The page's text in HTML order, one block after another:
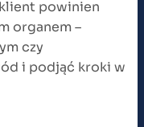
powinien
organem –
czy
i podjąć kroki w